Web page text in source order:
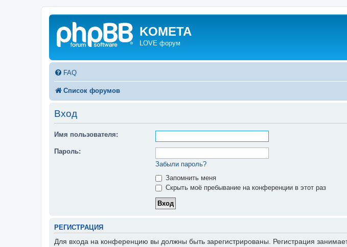
KOMETA
LOVE форум
FAQ
Список форумов
Вход
Имя пользователя:
Пароль:
Забыли пароль?
Запомнить меня
Скрыть моё пребывание на конференции в этот раз
РЕГИСТРАЦИЯ
Для входа на конференцию вы должны быть зарегистрированы. Регистрация